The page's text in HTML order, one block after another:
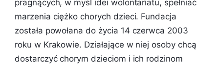
pragnących, w myśl idei wolontariatu, spełniać
marzenia ciężko chorych dzieci. Fundacja
została powołana do życia 14 czerwca 2003
roku w Krakowie. Działające w niej osoby chcą
dostarczyć chorym dzieciom i ich rodzinom